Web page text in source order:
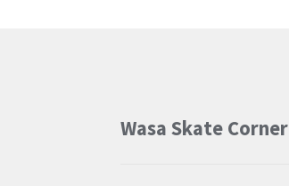
Wasa Skate Corner